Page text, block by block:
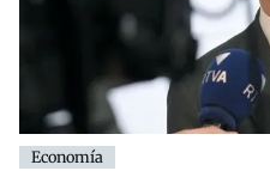
Economía